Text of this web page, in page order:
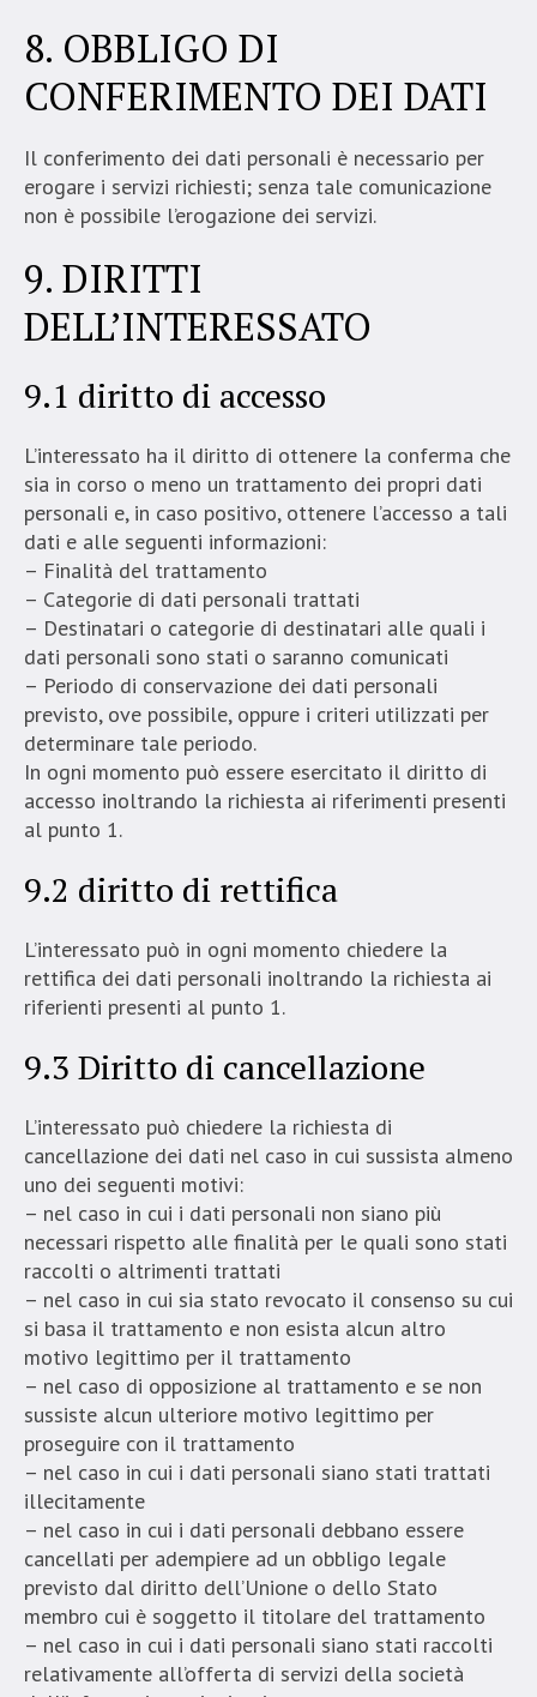
8. OBBLIGO DI
CONFERIMENTO DEI DATI
Il conferimento dei dati personali è necessario per
erogare i servizi richiesti; senza tale comunicazione
non è possibile l’erogazione dei servizi.
9. DIRITTI
DELL’INTERESSATO
9.1 diritto di accesso
L’interessato ha il diritto di ottenere la conferma che
sia in corso o meno un trattamento dei propri dati
personali e, in caso positivo, ottenere l’accesso a tali
dati e alle seguenti informazioni:
– Finalità del trattamento
– Categorie di dati personali trattati
– Destinatari o categorie di destinatari alle quali i
dati personali sono stati o saranno comunicati
– Periodo di conservazione dei dati personali
previsto, ove possibile, oppure i criteri utilizzati per
determinare tale periodo.
In ogni momento può essere esercitato il diritto di
accesso inoltrando la richiesta ai riferimenti presenti
al punto 1.
9.2 diritto di rettifica
L’interessato può in ogni momento chiedere la
rettifica dei dati personali inoltrando la richiesta ai
riferienti presenti al punto 1.
9.3 Diritto di cancellazione
L’interessato può chiedere la richiesta di
cancellazione dei dati nel caso in cui sussista almeno
uno dei seguenti motivi:
– nel caso in cui i dati personali non siano più
necessari rispetto alle finalità per le quali sono stati
raccolti o altrimenti trattati
– nel caso in cui sia stato revocato il consenso su cui
si basa il trattamento e non esista alcun altro
motivo legittimo per il trattamento
– nel caso di opposizione al trattamento e se non
sussiste alcun ulteriore motivo legittimo per
proseguire con il trattamento
– nel caso in cui i dati personali siano stati trattati
illecitamente
– nel caso in cui i dati personali debbano essere
cancellati per adempiere ad un obbligo legale
previsto dal diritto dell’Unione o dello Stato
membro cui è soggetto il titolare del trattamento
– nel caso in cui i dati personali siano stati raccolti
relativamente all’offerta di servizi della società